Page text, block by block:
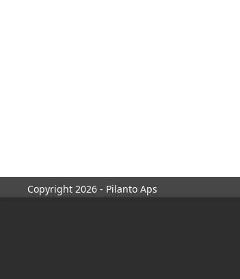
Copyright 2026 - Pilanto Aps